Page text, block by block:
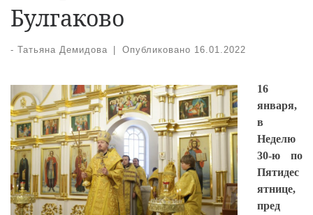
Булгаково
- Татьяна Демидова Опубликовано 16.01.2022
16
января,
в
Неделю
30-ю по
Пятидес
ятнице,
пред